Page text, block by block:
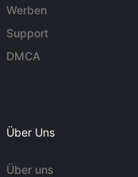
Werben
Support
DMCA
Über Uns
Über uns